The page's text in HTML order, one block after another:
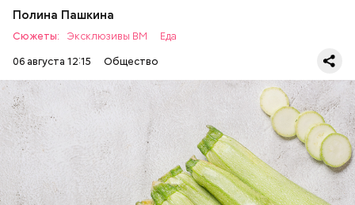
Полина Пашкина
Сюжеты: Эксклюзивы ВМ
Еда
06 августа 12:15
Общество
Ингредиенты:
ЕДА ОВОЩИ РЕЦЕПТЫ